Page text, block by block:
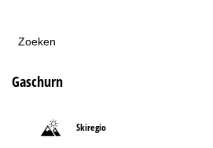
Zoeken
Gaschurn
Skiregio